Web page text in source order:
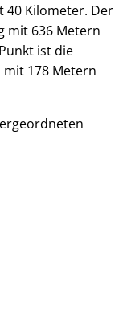
40 Kilometer. Der
mit 636 Metern
ist die
mit 178 Metern